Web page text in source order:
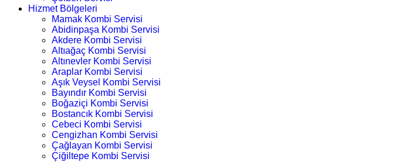
Hizmet Bölgeleri
Mamak Kombi Servisi
Abidinpaşa Kombi Servisi
Akdere Kombi Servisi
Altıağaç Kombi Servisi
Altınevler Kombi Servisi
Araplar Kombi Servisi
Aşık Veysel Kombi Servisi
Bayındır Kombi Servisi
Boğaziçi Kombi Servisi
Bostancık Kombi Servisi
Cebeci Kombi Servisi
Cengizhan Kombi Servisi
Çağlayan Kombi Servisi
Çiğiltepe Kombi Servisi